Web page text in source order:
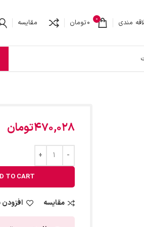
مندی 0
0تومان مقایسه
470,028تومان
TO CART
مقایسه افزودن